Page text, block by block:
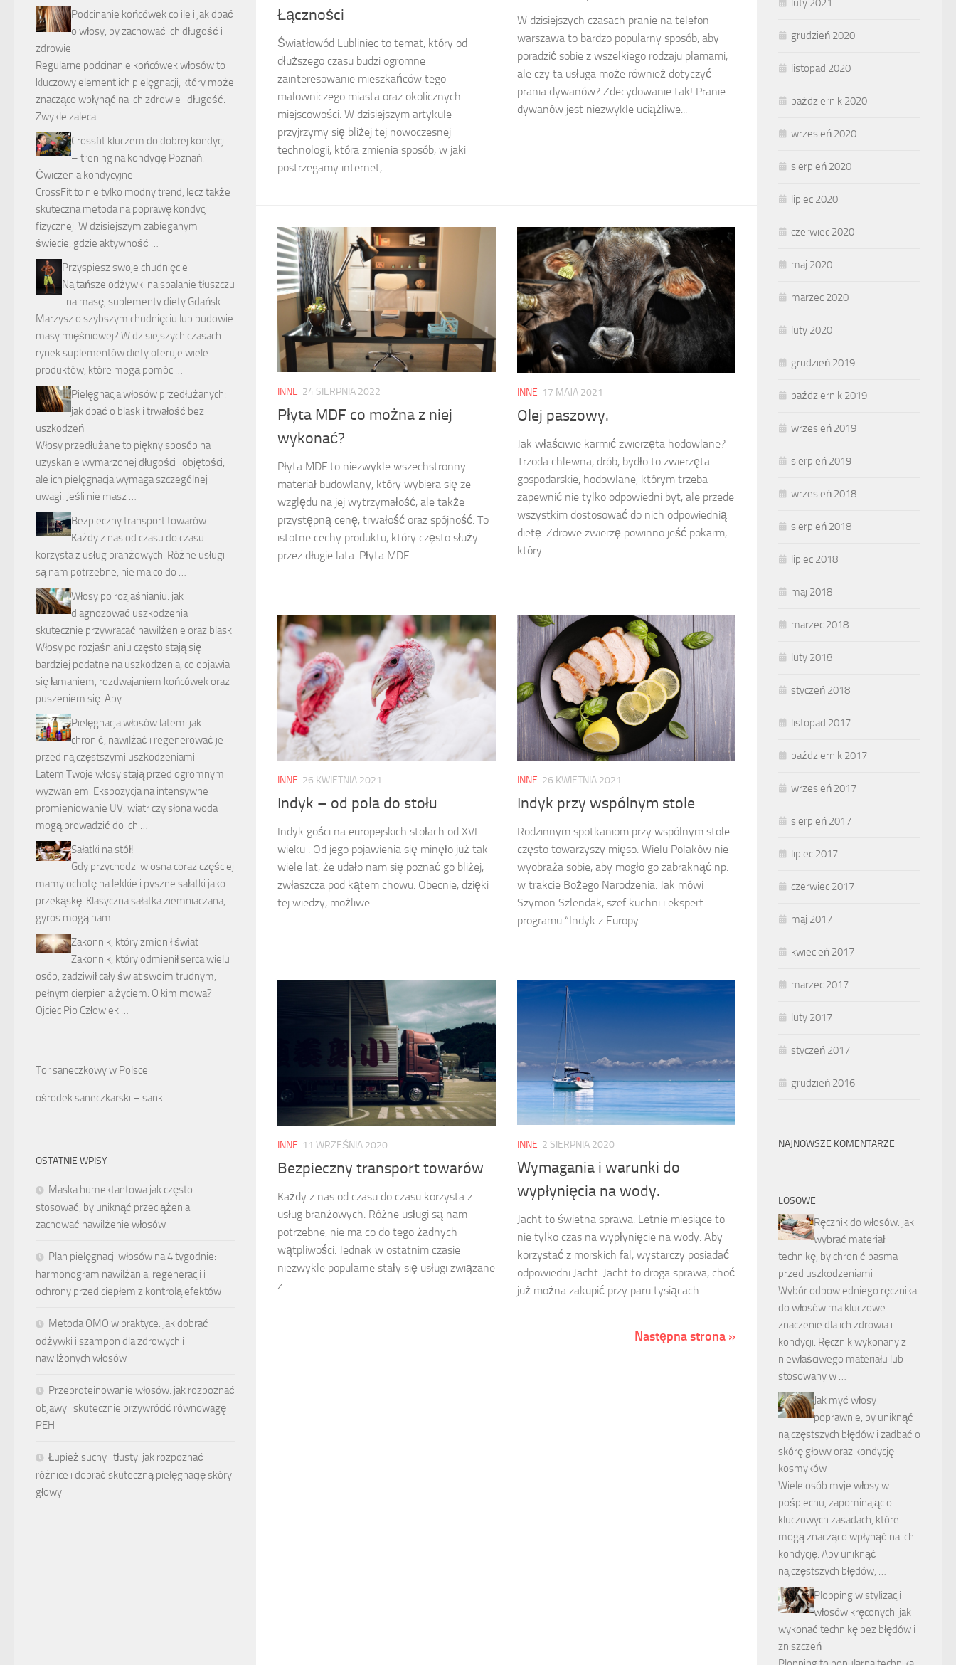
Łączności
Światłowód Lubliniec to temat, który od
dłuższego czasu budzi ogromne
zainteresowanie mieszkańców tego
malowniczego miasta oraz okolicznych
miejscowości. W dzisiejszym artykule
przyjrzymy się bliżej tej nowoczesnej
technologii, która zmienia sposób, w jaki
postrzegamy internet,...
W dzisiejszych czasach pranie na telefon
warszawa to bardzo popularny sposób, aby
poradzić sobie z wszelkiego rodzaju plamami,
ale czy ta usługa może również dotyczyć
prania dywanów? Zdecydowanie tak! Pranie
dywanów jest niezwykle uciążliwe...
INNE 24 SIERPNIA 2022
Płyta MDF co można z niej
wykonać?
Płyta MDF to niezwykle wszechstronny
materiał budowlany, który wybiera się ze
względu na jej wytrzymałość, ale także
przystępną cenę, trwałość oraz spójność. To
istotne cechy produktu, który często służy
przez długie lata. Płyta MDF...
INNE 17 MAJA 2021
Olej paszowy.
Jak właściwie karmić zwierzęta hodowlane?
Trzoda chlewna, drób, bydło to zwierzęta
gospodarskie, hodowlane, którym trzeba
zapewnić nie tylko odpowiedni byt, ale przede
wszystkim dostosować do nich odpowiednią
dietę. Zdrowe zwierzę powinno jeść pokarm,
który...
INNE 26 KWIETNIA 2021
Indyk – od pola do stołu
Indyk gości na europejskich stołach od XVI
wieku . Od jego pojawienia się minęło już tak
wiele lat, że udało nam się poznać go bliżej,
zwłaszcza pod kątem chowu. Obecnie, dzięki
tej wiedzy, możliwe...
INNE 26 KWIETNIA 2021
Indyk przy wspólnym stole
Rodzinnym spotkaniom przy wspólnym stole
często towarzyszy mięso. Wielu Polaków nie
wyobraża sobie, aby mogło go zabraknąć np.
w trakcie Bożego Narodzenia. Jak mówi
Szymon Szlendak, szef kuchni i ekspert
programu “Indyk z Europy...
INNE 11 WRZEŚNIA 2020
Bezpieczny transport towarów
Każdy z nas od czasu do czasu korzysta z
usług branżowych. Różne usługi są nam
potrzebne, nie ma co do tego żadnych
wątpliwości. Jednak w ostatnim czasie
niezwykle popularne stały się usługi związane
z...
INNE 2 SIERPNIA 2020
Wymagania i warunki do
wypłynięcia na wody.
Jacht to świetna sprawa. Letnie miesiące to
nie tylko czas na wypłynięcie na wody. Aby
korzystać z morskich fal, wystarczy posiadać
odpowiedni Jacht. Jacht to droga sprawa, choć
już można zakupić przy paru tysiącach...
Następna strona »
Podcinanie końcówek co ile i jak dbać
o włosy, by zachować ich długość i
zdrowie
Regularne podcinanie końcówek włosów to
kluczowy element ich pielęgnacji, który może
znacząco wpłynąć na ich zdrowie i długość.
Zwykle zaleca …
Crossfit kluczem do dobrej kondycji
– trening na kondycję Poznań.
Ćwiczenia kondycyjne
CrossFit to nie tylko modny trend, lecz także
skuteczna metoda na poprawę kondycji
fizycznej. W dzisiejszym zabieganym
świecie, gdzie aktywność …
Przyspiesz swoje chudnięcie –
Najtańsze odżywki na spalanie tłuszczu
i na masę, suplementy diety Gdańsk.
Marzysz o szybszym chudnięciu lub budowie
masy mięśniowej? W dzisiejszych czasach
rynek suplementów diety oferuje wiele
produktów, które mogą pomóc …
Pielęgnacja włosów przedłużanych:
jak dbać o blask i trwałość bez
uszkodzeń
Włosy przedłużane to piękny sposób na
uzyskanie wymarzonej długości i objętości,
ale ich pielęgnacja wymaga szczególnej
uwagi. Jeśli nie masz …
Bezpieczny transport towarów
Każdy z nas od czasu do czasu
korzysta z usług branżowych. Różne usługi
są nam potrzebne, nie ma co do …
Włosy po rozjaśnianiu: jak
diagnozować uszkodzenia i
skutecznie przywracać nawilżenie oraz blask
Włosy po rozjaśnianiu często stają się
bardziej podatne na uszkodzenia, co objawia
się łamaniem, rozdwajaniem końcówek oraz
puszeniem się. Aby …
Pielęgnacja włosów latem: jak
chronić, nawilżać i regenerować je
przed najczęstszymi uszkodzeniami
Latem Twoje włosy stają przed ogromnym
wyzwaniem. Ekspozycja na intensywne
promieniowanie UV, wiatr czy słona woda
mogą prowadzić do ich …
Sałatki na stół!
Gdy przychodzi wiosna coraz częściej
mamy ochotę na lekkie i pyszne sałatki jako
przekąskę. Klasyczna sałatka ziemniaczana,
gyros mogą nam …
Zakonnik, który zmienił świat
Zakonnik, który odmienił serca wielu
osób, zadziwił cały świat swoim trudnym,
pełnym cierpienia życiem. O kim mowa?
Ojciec Pio Człowiek …
Tor saneczkowy w Polsce
ośrodek saneczkarski – sanki
OSTATNIE WPISY
Maska humektantowa jak często
stosować, by uniknąć przeciążenia i
zachować nawilżenie włosów
Plan pielęgnacji włosów na 4 tygodnie:
harmonogram nawilżania, regeneracji i
ochrony przed ciepłem z kontrolą efektów
Metoda OMO w praktyce: jak dobrać
odżywki i szampon dla zdrowych i
nawilżonych włosów
Przeproteinowanie włosów: jak rozpoznać
objawy i skutecznie przywrócić równowagę
PEH
Łupież suchy i tłusty: jak rozpoznać
różnice i dobrać skuteczną pielęgnację skóry
głowy
luty 2021
grudzień 2020
listopad 2020
październik 2020
wrzesień 2020
sierpień 2020
lipiec 2020
czerwiec 2020
maj 2020
marzec 2020
luty 2020
grudzień 2019
październik 2019
wrzesień 2019
sierpień 2019
wrzesień 2018
sierpień 2018
lipiec 2018
maj 2018
marzec 2018
luty 2018
styczeń 2018
listopad 2017
październik 2017
wrzesień 2017
sierpień 2017
lipiec 2017
czerwiec 2017
maj 2017
kwiecień 2017
marzec 2017
luty 2017
styczeń 2017
grudzień 2016
NAJNOWSZE KOMENTARZE
LOSOWE
Ręcznik do włosów: jak
wybrać materiał i
technikę, by chronić pasma
przed uszkodzeniami
Wybór odpowiedniego ręcznika
do włosów ma kluczowe
znaczenie dla ich zdrowia i
kondycji. Ręcznik wykonany z
niewłaściwego materiału lub
stosowany w …
Jak myć włosy
poprawnie, by uniknąć
najczęstszych błędów i zadbać o
skórę głowy oraz kondycję
kosmyków
Wiele osób myje włosy w
pośpiechu, zapominając o
kluczowych zasadach, które
mogą znacząco wpłynąć na ich
kondycję. Aby uniknąć
najczęstszych błędów, …
Plopping w stylizacji
włosów kręconych: jak
wykonać technikę bez błędów i
zniszczeń